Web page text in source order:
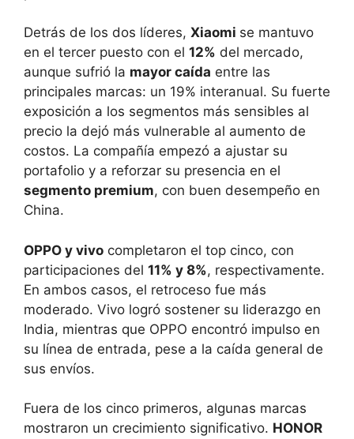
Detrás de los dos líderes, Xiaomi se mantuvo
en el tercer puesto con el 12% del mercado,
aunque sufrió la mayor caída entre las
principales marcas: un 19% interanual. Su fuerte
exposición a los segmentos más sensibles al
precio la dejó más vulnerable al aumento de
costos. La compañía empezó a ajustar su
portafolio y a reforzar su presencia en el
segmento premium, con buen desempeño en
China.
OPPO y vivo completaron el top cinco, con
participaciones del 11% y 8%, respectivamente.
En ambos casos, el retroceso fue más
moderado. Vivo logró sostener su liderazgo en
India, mientras que OPPO encontró impulso en
su línea de entrada, pese a la caída general de
sus envíos.
Fuera de los cinco primeros, algunas marcas
mostraron un crecimiento significativo. HONOR